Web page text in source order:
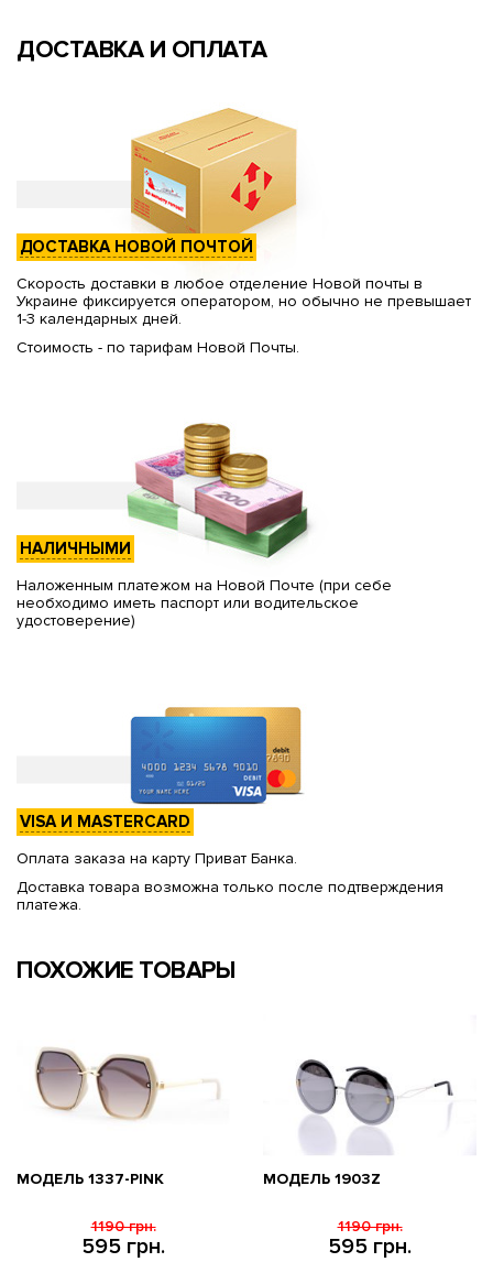
ДОСТАВКА И ОПЛАТА
ДОСТАВКА НОВОЙ ПОЧТОЙ
Скорость доставки в любое отделение Новой почты в
Украине фиксируется оператором, но обычно не превышает
1-3 календарных дней.
Стоимость - по тарифам Новой Почты.
НАЛИЧНЫМИ
Наложенным платежом на Новой Почте (при себе
необходимо иметь паспорт или водительское
удостоверение)
VISA И MASTERCARD
Оплата заказа на карту Приват Банка.
Доставка товара возможна только после подтверждения
платежа.
ПОХОЖИЕ ТОВАРЫ
МОДЕЛЬ 1337-PINK
595 грн.
1190 грн.
МОДЕЛЬ 1903Z
595 грн.
1190 грн.